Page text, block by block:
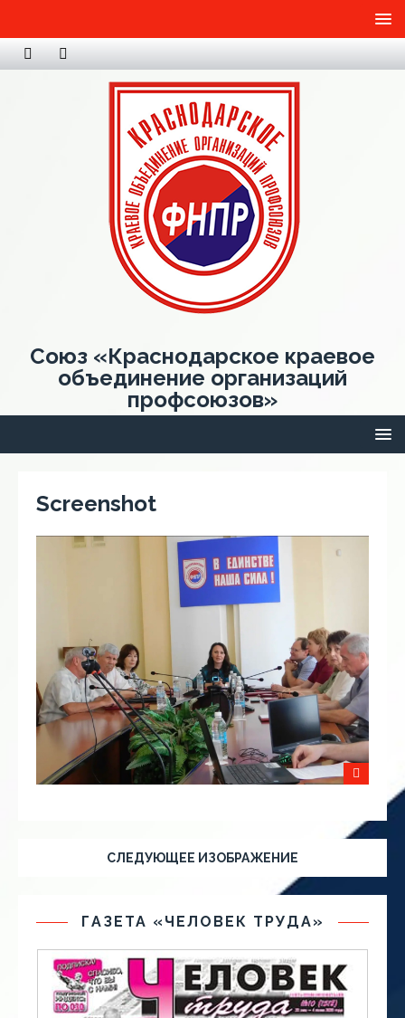
Союз «Краснодарское краевое
объединение организаций
профсоюзов»
Screenshot
СЛЕДУЮЩЕЕ ИЗОБРАЖЕНИЕ
ГАЗЕТА «ЧЕЛОВЕК ТРУДА»